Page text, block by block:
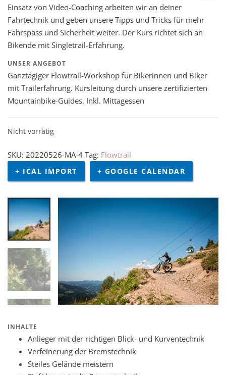
Einsatz von Video-Coaching arbeiten wir an deiner
Fahrtechnik und geben unsere Tipps und Tricks für mehr
Fahrspass und Sicherheit weiter. Der Kurs richtet sich an
Bikende mit Singletrail-Erfahrung.
UNSER ANGEBOT
Ganztägiger Flowtrail-Workshop für Bikerinnen und Biker
mit Trailerfahrung. Kursleitung durch unsere zertifizierten
Mountainbike-Guides. Inkl. Mittagessen
Nicht vorrätig
SKU: 20220526-MA-4 Tag: Flowtrail
+ ICAL IMPORT + GOOGLE CALENDAR
INHALTE
Anlieger mit der richtigen Blick- und Kurventechnik
Verfeinerung der Bremstechnik
Steiles Gelände meistern